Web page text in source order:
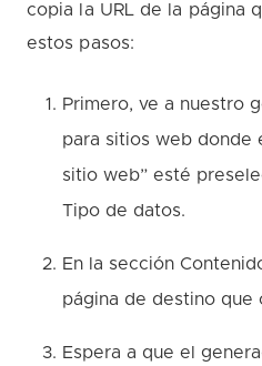
copia la URL de la página
estos pasos:
Primero, ve a nuestro
para sitios web donde
sitio web” esté
Tipo de datos.
En la sección
página de destino que
Espera a que el